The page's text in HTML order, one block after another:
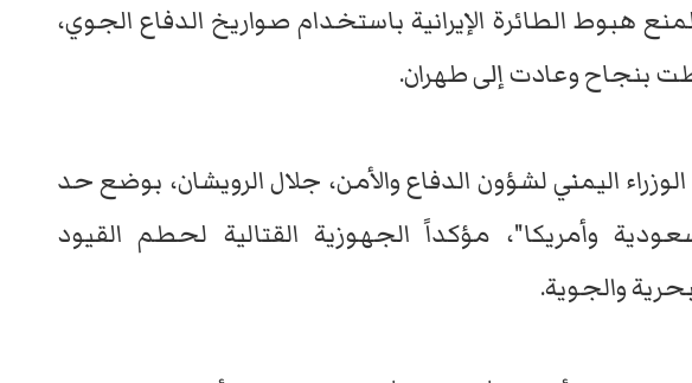
هبوط الطائرة الإيرانية باستخدام صواريخ الدفاع الجوي،
بنجاح وعادت إلى طهران.
اليمني لشؤون الدفاع والأمن، جلال الرويشان، بوضع حد
وأمريكا"، مؤكداً الجهوزية القتالية لحطم القيود
والجوية.